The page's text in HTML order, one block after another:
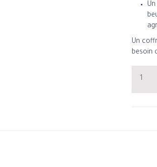
Un
Un
besoin